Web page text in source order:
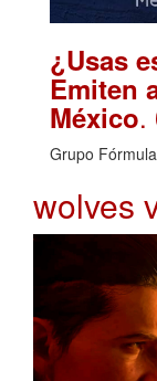
¿Usas
Emiten
México.
Grupo Fórmula
wolves